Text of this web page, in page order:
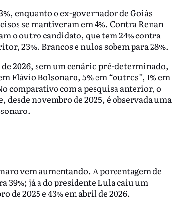
enquanto o ex-governador de Goiás
se mantiveram em 4%. Contra Renan
o outro candidato, que tem 24% contra
23%. Brancos e nulos sobem para 28%.
2026, sem um cenário pré-determinado,
Flávio Bolsonaro, 5% em “outros”, 1% em
comparativo com a pesquisa anterior, o
desde novembro de 2025, é observada uma
vem aumentando. A porcentagem de
39%; já a do presidente Lula caiu um
de 2025 e 43% em abril de 2026.